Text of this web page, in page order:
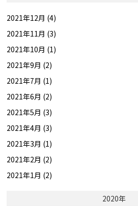
2021年12月 (4)
2021年11月 (3)
2021年10月 (1)
2021年9月 (2)
2021年7月 (1)
2021年6月 (2)
2021年5月 (3)
2021年4月 (3)
2021年3月 (1)
2021年2月 (2)
2021年1月 (2)
2020年